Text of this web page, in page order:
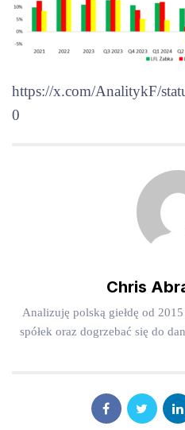
https://x.com/AnalitykF/
0
Chris
Analizuję polską giełdę od
spółek oraz dogrzebać się do